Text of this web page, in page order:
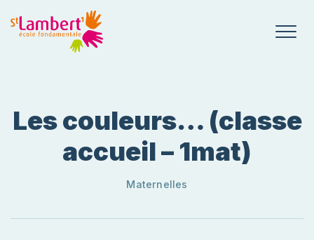
Les couleurs… (classe
accueil – 1mat)
Maternelles